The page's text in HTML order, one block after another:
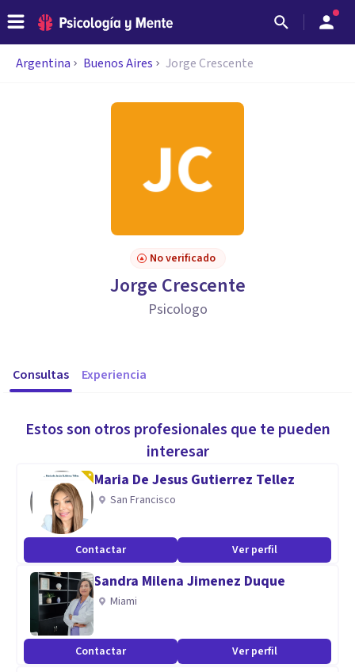
Argentina Buenos Aires Jorge Crescente
No verificado
Jorge Crescente
Psicologo
Consultas Experiencia
Estos son otros profesionales que te pueden
interesar
Maria De Jesus Gutierrez Tellez
San Francisco
Contactar Ver perfil
Sandra Milena Jimenez Duque
Miami
Contactar Ver perfil